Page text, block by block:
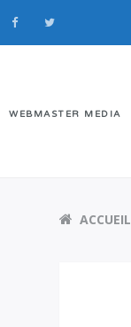
WEBMASTER MEDIA
ACCUEIL